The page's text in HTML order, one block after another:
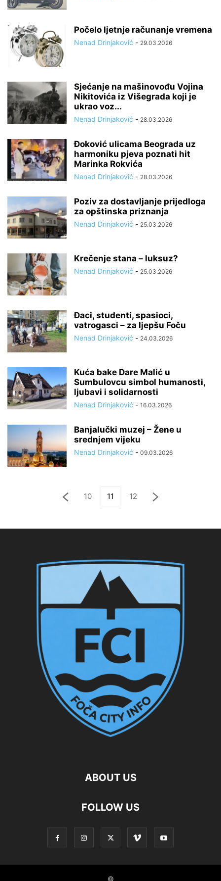
Počelo ljetnje računanje vremena
Nenad Drinjaković - 29.03.2026
Sjećanje na mašinovođu Vojina
Nikitovića iz Višegrada koji je
ukrao voz...
Nenad Drinjaković - 28.03.2026
Đoković ulicama Beograda uz
harmoniku pjeva poznati hit
Marinka Rokvića
Nenad Drinjaković - 28.03.2026
Poziv za dostavljanje prijedloga
za opštinska priznanja
Nenad Drinjaković - 25.03.2026
Krečenje stana – luksuz?
Nenad Drinjaković - 25.03.2026
Đaci, studenti, spasioci,
vatrogasci – za ljepšu Foču
Nenad Drinjaković - 24.03.2026
Kuća bake Dare Malić u
Sumbulovcu simbol humanosti,
ljubavi i solidarnosti
Nenad Drinjaković - 16.03.2026
Banjalučki muzej – Žene u
srednjem vijeku
Nenad Drinjaković - 09.03.2026
10 11 12
ABOUT US
FOLLOW US
©